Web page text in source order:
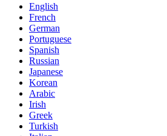
English
French
German
Portuguese
Spanish
Russian
Japanese
Korean
Arabic
Irish
Greek
Turkish